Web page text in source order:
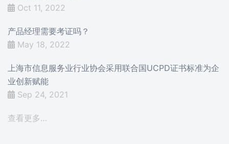
Oct 11, 2022
产品经理需要考证吗？
May 18, 2022
上海市信息服务业行业协会采用联合国UCPD证书标准为企
业创新赋能
Sep 24, 2021
查看更多…